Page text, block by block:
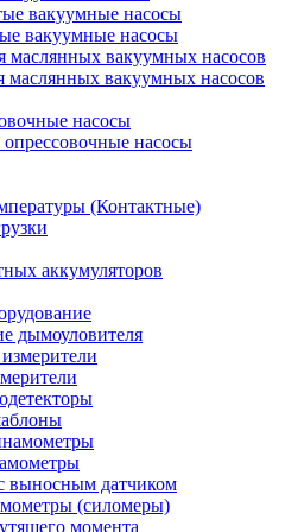
вакуумные насосы
вакуумные насосы
маслянных вакуумных насосов
маслянных вакуумных насосов
насосы
насосы
(Контактные)
аккумуляторов
дымоуловителя
выносным датчиком
(силомеры)
момента